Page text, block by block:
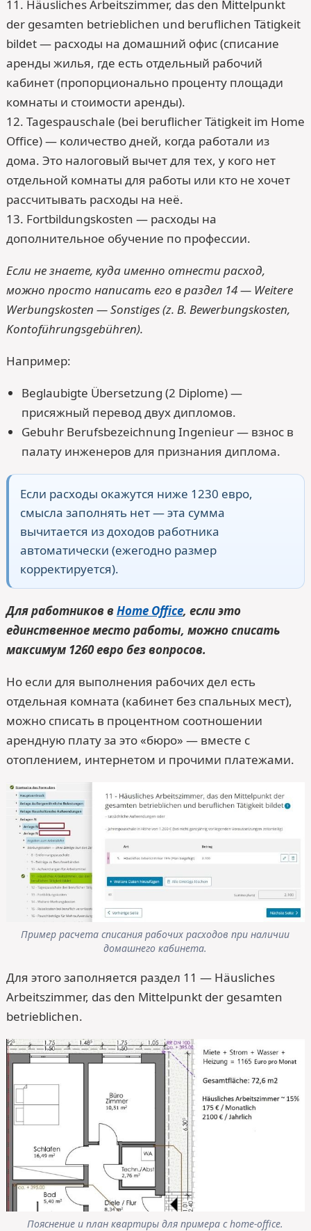
11. Häusliches Arbeitszimmer, das den Mittelpunkt
der gesamten betrieblichen und beruflichen Tätigkeit
bildet — расходы на домашний офис (списание
аренды жилья, где есть отдельный рабочий
кабинет (пропорционально проценту площади
комнаты и стоимости аренды).
12. Tagespauschale (bei beruflicher Tätigkeit im Home
Office) — количество дней, когда работали из
дома. Это налоговый вычет для тех, у кого нет
отдельной комнаты для работы или кто не хочет
рассчитывать расходы на неё.
13. Fortbildungskosten — расходы на
дополнительное обучение по профессии.
Если не знаете, куда именно отнести расход,
можно просто написать его в раздел 14 — Weitere
Werbungskosten — Sonstiges (z. B. Bewerbungskosten,
Kontoführungsgebühren).
Например:
Beglaubigte Übersetzung (2 Diplome) —
присяжный перевод двух дипломов.
Gebuhr Berufsbezeichnung Ingenieur — взнос в
палату инженеров для признания диплома.
Если расходы окажутся ниже 1230 евро,
смысла заполнять нет — эта сумма
вычитается из доходов работника
автоматически (ежегодно размер
корректируется).
Для работников вHome Office, если это
единственное место работы, можно списать
максимум 1260 евро без вопросов.
Но если для выполнения рабочих дел есть
отдельная комната (кабинет без спальных мест),
можно списать в процентном соотношении
арендную плату за это «бюро» — вместе с
отоплением, интернетом и прочими платежами.
Пример расчета списания рабочих расходов при наличии
домашнего кабинета.
Для этого заполняется раздел 11 — Häusliches
Arbeitszimmer, das den Mittelpunkt der gesamten
betrieblichen.
Пояснение и план квартиры для примера с home-office.